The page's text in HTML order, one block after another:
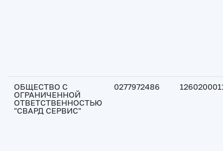
ОБЩЕСТВО С
ОГРАНИЧЕННОЙ
ОТВЕТСТВЕННОСТЬЮ
"СВАРД СЕРВИС"
0277972486